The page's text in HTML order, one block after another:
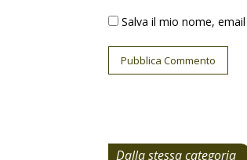
Salva il mio nome,
Dalla stessa categoria